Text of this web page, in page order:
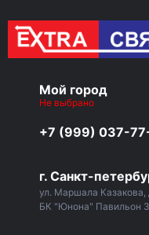
Мой город
Не выбрано
+7 (999) 037-
г. Санкт-
ул. Маршала Казакова,
БК "Юнона" Павильон